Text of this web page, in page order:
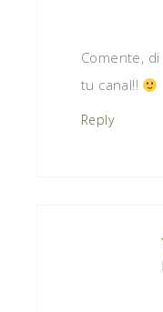
Comente,
tu canal!!
Reply